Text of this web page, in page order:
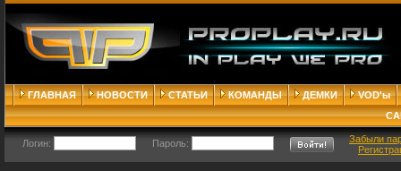
ГЛАВНАЯ НОВОСТИ СТАТЬИ КОМАНДЫ ДЕМКИ
VOD'ы
Логин: Пароль:
Забыли